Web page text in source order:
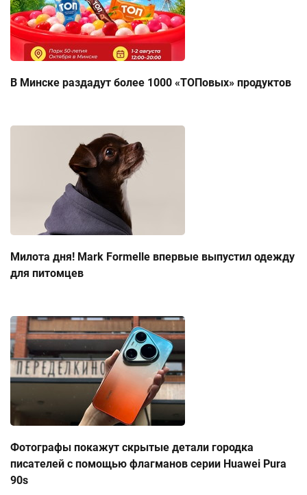
В Минске раздадут более 1000 «ТОПовых» продуктов
Милота дня! Mark Formelle впервые выпустил одежду
для питомцев
Фотографы покажут скрытые детали городка
писателей с помощью флагманов серии Huawei Pura
90s